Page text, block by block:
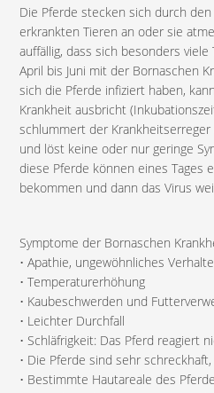
Die Pferde stecken sich durch
erkrankten Tieren an oder sie
auffällig, dass sich besonders
April bis Juni mit der Bornaschen
sich die Pferde infiziert haben,
Krankheit ausbricht
schlummert der
und löst keine oder nur geringe
diese Pferde können eines Tages
bekommen und dann das Virus
Symptome der Bornaschen
• Apathie, ungewöhnliches
• Temperaturerhöhung
• Kaubeschwerden und
• Leichter Durchfall
• Schläfrigkeit: Das Pferd reagiert
• Die Pferde sind sehr
• Bestimmte Hautareale des